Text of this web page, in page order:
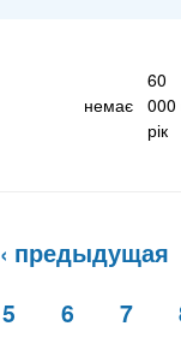
немає
60
000
рік
‹ предыдущая
5 6 7